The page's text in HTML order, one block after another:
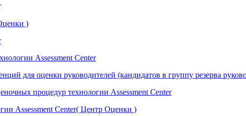
)
Assessment Center
для оценки руководителей (кандидатов в группу резерва
процедур технологии Assessment Center
Assessment Center( Центр Оценки )